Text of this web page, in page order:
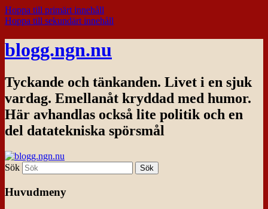
Hoppa till primärt innehåll
Hoppa till sekundärt innehåll
blogg.ngn.nu
Tyckande och tänkanden. Livet i en sjuk
vardag. Emellanåt kryddad med humor.
Här avhandlas också lite politik och en
del datatekniska spörsmål
Sök
Huvudmeny